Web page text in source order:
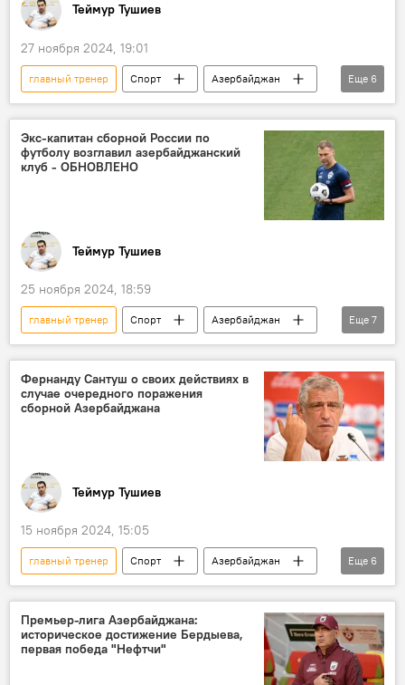
Теймур Тушиев
27 ноября 2024, 19:01
главный тренер Спорт
Азербайджан
Футбол
ФК "Сабах"
наставник
Мурад Мусаев Баку
Еще 6
Экс-капитан сборной России по
футболу возглавил азербайджанский
клуб - ОБНОВЛЕНО
Теймур Тушиев
25 ноября 2024, 18:59
главный тренер Спорт
Азербайджан
Футбол
премьер-лига
Тренер
наставник
ФК "Сабах"
Сборная России по футболу
Еще 7
Фернанду Сантуш о своих действиях в
случае очередного поражения
сборной Азербайджана
Теймур Тушиев
15 ноября 2024, 15:05
главный тренер Спорт
Азербайджан
Футбол
Сборная Азербайджана по футболу
наставник
Фернанду Сантуш
Лига наций
УЕФА
Еще 6
Премьер-лига Азербайджана:
историческое достижение Бердыева,
первая победа "Нефтчи"